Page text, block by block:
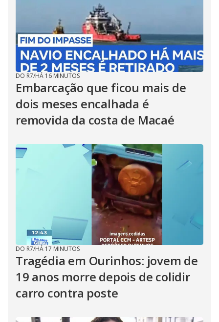
DO R7/HÁ 16 MINUTOS
Embarcação que ficou mais de
dois meses encalhada é
removida da costa de Macaé
DO R7/HÁ 17 MINUTOS
Tragédia em Ourinhos: jovem de
19 anos morre depois de colidir
carro contra poste